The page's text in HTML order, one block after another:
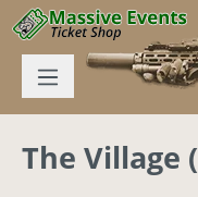
Zum Hauptinhalt
The Village